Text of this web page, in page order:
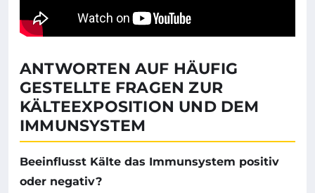
ANTWORTEN AUF HÄUFIG
GESTELLTE FRAGEN ZUR
KÄLTEEXPOSITION UND DEM
IMMUNSYSTEM
Beeinflusst Kälte das Immunsystem positiv
oder negativ?